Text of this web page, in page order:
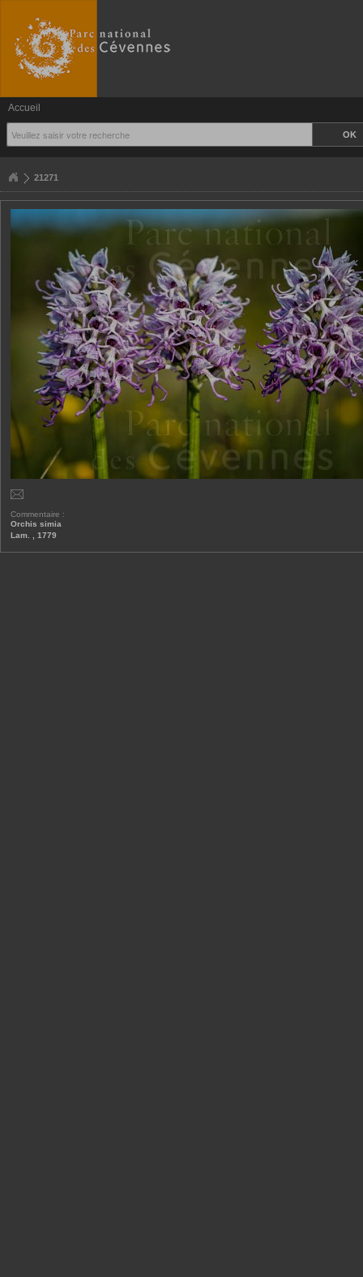
Accueil
21271
Commentaire :
Orchis simia
Lam. , 1779